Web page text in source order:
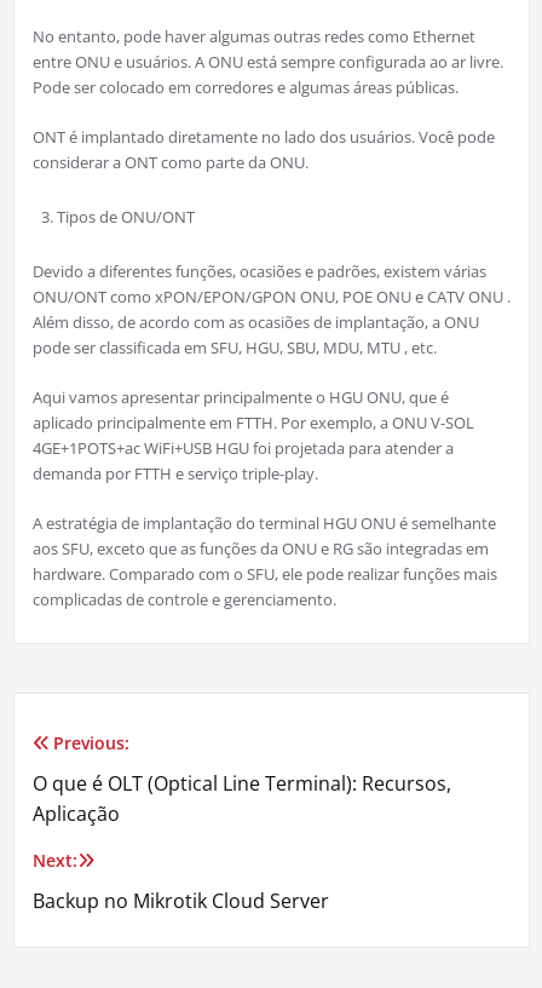
No entanto, pode haver algumas outras redes como Ethernet
entre ONU e usuários. A ONU está sempre configurada ao ar livre.
Pode ser colocado em corredores e algumas áreas públicas.
ONT é implantado diretamente no lado dos usuários. Você pode
considerar a ONT como parte da ONU.
Tipos de ONU/ONT
Devido a diferentes funções, ocasiões e padrões, existem várias
ONU/ONT como xPON/EPON/GPON ONU, POE ONU e CATV ONU .
Além disso, de acordo com as ocasiões de implantação, a ONU
pode ser classificada em SFU, HGU, SBU, MDU, MTU , etc.
Aqui vamos apresentar principalmente o HGU ONU, que é
aplicado principalmente em FTTH. Por exemplo, a ONU V-SOL
4GE+1POTS+ac WiFi+USB HGU foi projetada para atender a
demanda por FTTH e serviço triple-play.
A estratégia de implantação do terminal HGU ONU é semelhante
aos SFU, exceto que as funções da ONU e RG são integradas em
hardware. Comparado com o SFU, ele pode realizar funções mais
complicadas de controle e gerenciamento.
Navegação
de
Post
Previous:
O que é OLT (Optical Line Terminal): Recursos,
Aplicação
Next:
Backup no Mikrotik Cloud Server